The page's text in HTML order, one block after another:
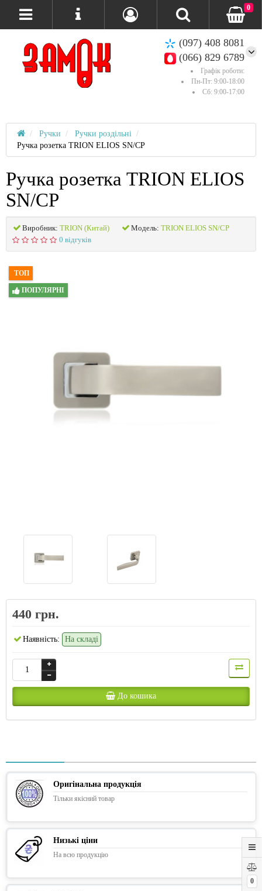
0
(097) 408 8081
(066) 829 6789
Графік роботи:
Пн-Пт: 9:00-18:00
Сб: 9:00-17:00
0
Ручки
Ручки роздільні
Ручка розетка TRION ELIOS SN/CP
Ручка розетка TRION ELIOS
SN/CP
Виробник: TRION (Китай) Модель: TRION ELIOS SN/CP
0 відгуків
ТОП
ПОПУЛЯРНІ
440 грн.
Наявність: На складі
До кошика
Оригінальна продукція
Тільки якісний товар
Низькі ціни
На всю продукцію